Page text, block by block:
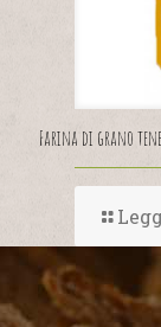
Farina di grano